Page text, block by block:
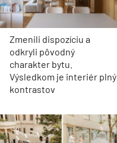
Zmenili dispozíciu a
odkryli pôvodný
charakter bytu.
Výsledkom je interiér plný
kontrastov